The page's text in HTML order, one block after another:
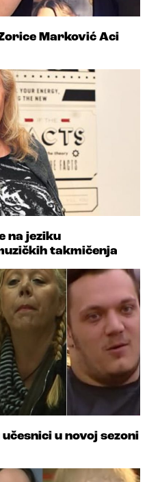
Marković Aci
na jeziku
takmičenja
u novoj sezoni